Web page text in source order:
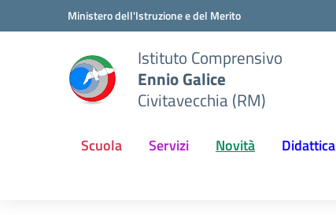
Vai ai contenuti
Vai al menu di navigazioneMinistero dell'Istruzione e del Merito
Istituto Comprensivo
Ennio Galice
Civitavecchia (RM)
Scuola Servizi Novità Didattica